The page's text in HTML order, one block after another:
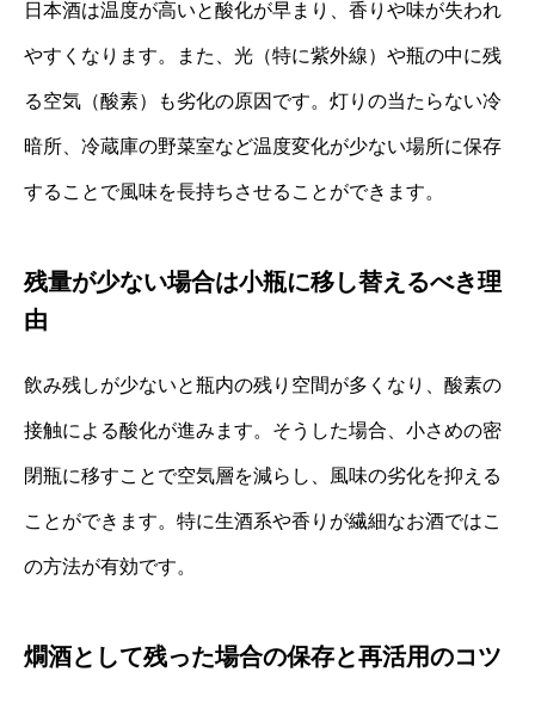
日本酒は温度が高いと酸化が早まり、香りや味が失われ
やすくなります。また、光（特に紫外線）や瓶の中に残
る空気（酸素）も劣化の原因です。灯りの当たらない冷
暗所、冷蔵庫の野菜室など温度変化が少ない場所に保存
することで風味を長持ちさせることができます。
残量が少ない場合は小瓶に移し替えるべき理
由
飲み残しが少ないと瓶内の残り空間が多くなり、酸素の
接触による酸化が進みます。そうした場合、小さめの密
閉瓶に移すことで空気層を減らし、風味の劣化を抑える
ことができます。特に生酒系や香りが繊細なお酒ではこ
の方法が有効です。
燗酒として残った場合の保存と再活用のコツ